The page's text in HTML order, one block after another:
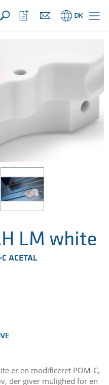
ProdukterÅbn
DK
Åbn
favoritliste
LM white
ACETAL
er en modificeret POM-C,
der giver mulighed for en